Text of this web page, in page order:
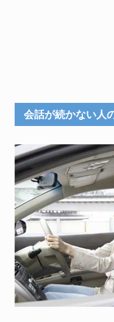
会話が続かない人